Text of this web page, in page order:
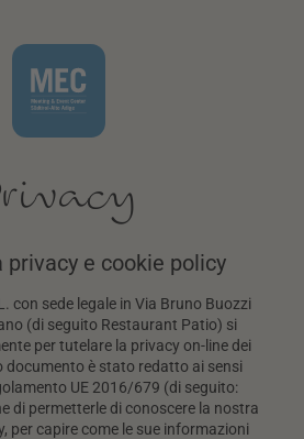
e cookie policy
con sede legale in Via Bruno Buozzi
(di seguito Restaurant Patio) si
per tutelare la privacy on-line dei
documento è stato redatto ai sensi
UE 2016/679 (di seguito:
di permetterle di conoscere la nostra
per capire come le sue informazioni